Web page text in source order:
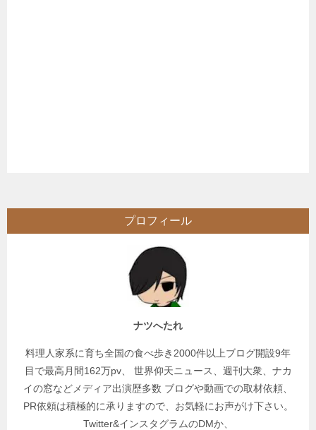
プロフィール
ナツへたれ
料理人家系に育ち全国の食べ歩き2000件以上ブログ開設9年
目で最高月間162万pv、 世界仰天ニュース、週刊大衆、ナカ
イの窓などメディア出演歴多数 ブログや動画での取材依頼、
PR依頼は積極的に承りますので、お気軽にお声がけ下さい。
Twitter&インスタグラムのDMか、